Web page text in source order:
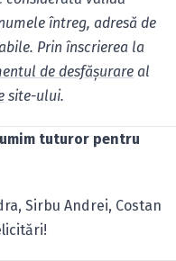
întreg, adresă de
Prin înscrierea la
de desfăşurare al
site-ului.
tuturor pentru
Sirbu Andrei, Costan